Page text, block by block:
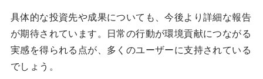
具体的な投資先や成果についても、今後より詳細な報告
が期待されています。日常の行動が環境貢献につながる
実感を得られる点が、多くのユーザーに支持されている
でしょう。